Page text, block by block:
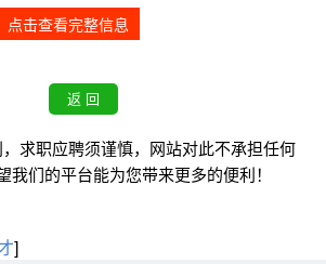
点击查看完整信息
求职应聘须谨慎，网站对此不承担任何
我们的平台能为您带来更多的便利！
]